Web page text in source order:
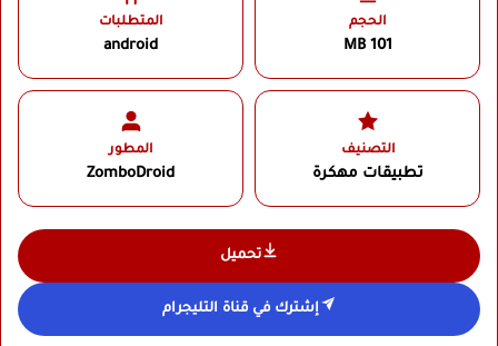
الحجم
101 MB
المتطلبات
android
التصنيف
تطبيقات مهكرة
المطور
ZomboDroid‏
تحميل
إشترك في قناة التليجرام